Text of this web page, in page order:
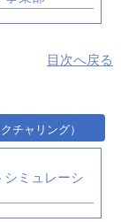
、CATIA V5を
目次へ戻る
チャリング）
ミュレーシ